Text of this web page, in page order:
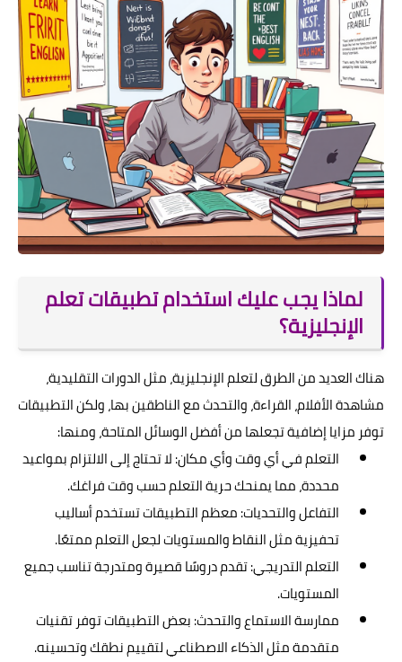
لماذا يجب عليك استخدام تطبيقات تعلم
الإنجليزية؟
هناك العديد من الطرق لتعلم الإنجليزية، مثل الدورات التقليدية،
مشاهدة الأفلام، القراءة، والتحدث مع الناطقين بها، ولكن التطبيقات
توفر مزايا إضافية تجعلها من أفضل الوسائل المتاحة، ومنها:
التعلم في أي وقت وأي مكان: لا تحتاج إلى الالتزام بمواعيد
محددة، مما يمنحك حرية التعلم حسب وقت فراغك.
التفاعل والتحديات: معظم التطبيقات تستخدم أساليب
تحفيزية مثل النقاط والمستويات لجعل التعلم ممتعًا.
التعلم التدريجي: تقدم دروسًا قصيرة ومتدرجة تناسب جميع
المستويات.
ممارسة الاستماع والتحدث: بعض التطبيقات توفر تقنيات
متقدمة مثل الذكاء الاصطناعي لتقييم نطقك وتحسينه.